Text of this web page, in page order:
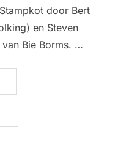
door Bert
en Steven
Bie Borms. …